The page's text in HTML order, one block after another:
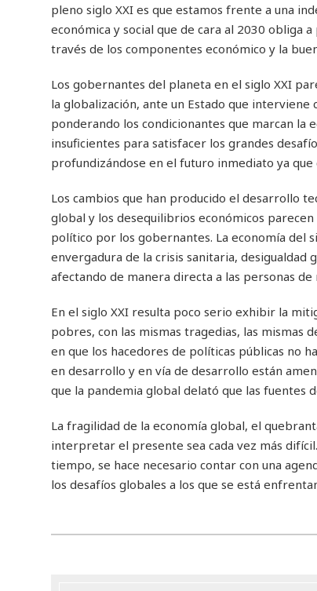
pleno siglo XXI es que estamos frente a una
económica y social que de cara al 2030
través de los componentes económico y la
Los gobernantes del planeta en el siglo XXI
la globalización, ante un Estado que interviene
ponderando los condicionantes que marcan la
insuficientes para satisfacer los grandes
profundizándose en el futuro inmediato ya que
Los cambios que han producido el desarrollo
global y los desequilibrios económicos
político por los gobernantes. La economía del
envergadura de la crisis sanitaria,
afectando de manera directa a las personas
En el siglo XXI resulta poco serio exhibir la
pobres, con las mismas tragedias, las mismas
en que los hacedores de políticas públicas no
en desarrollo y en vía de desarrollo están
que la pandemia global delató que las fuentes
La fragilidad de la economía global, el
interpretar el presente sea cada vez más
tiempo, se hace necesario contar con una
los desafíos globales a los que se está